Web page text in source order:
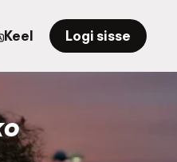
Keel Logi sisse